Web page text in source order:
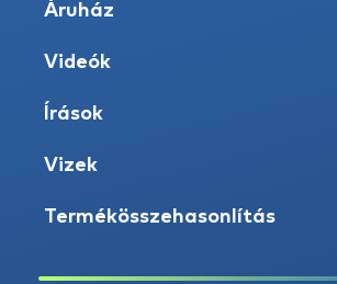
Áruház
Videók
Írások
Vizek
Termékösszehasonlítás